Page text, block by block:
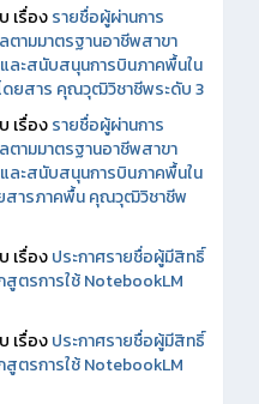
เรื่องรายชื่อผู้ผ่านการ
ามมาตรฐานอาชีพสาขา
ละสนับสนุนการบินภาคพื้นใน
ดยสาร คุณวุฒิวิชาชีพระดับ 3
เรื่องรายชื่อผู้ผ่านการ
ามมาตรฐานอาชีพสาขา
ละสนับสนุนการบินภาคพื้นใน
สารภาคพื้น คุณวุฒิวิชาชีพ
เรื่องประกาศรายชื่อผู้มีสิทธิ์
สูตรการใช้ NotebookLM
เรื่องประกาศรายชื่อผู้มีสิทธิ์
สูตรการใช้ NotebookLM